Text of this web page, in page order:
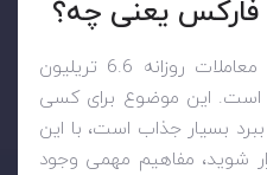
فارکس یعنی چه؟
با حجم معاملات روزانه 6.6 تریلیون
است. این موضوع برای کسی
بسیار جذاب است، با این
شوید، مفاهیم مهمی وجود